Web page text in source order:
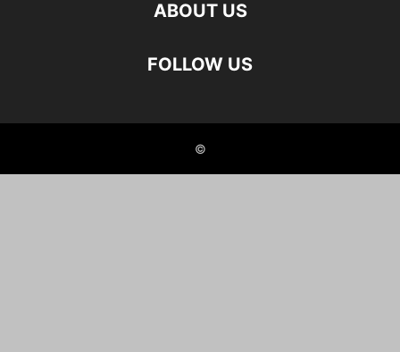
ABOUT US
FOLLOW US
©